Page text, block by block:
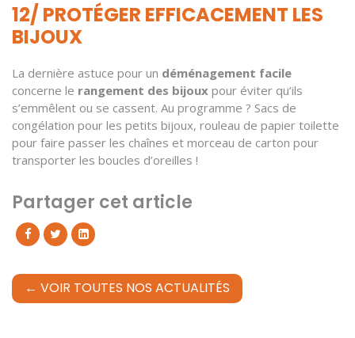
12/ PROTÉGER EFFICACEMENT LES
BIJOUX
La dernière astuce pour un déménagement facile
concerne le rangement des bijoux pour éviter qu’ils
s’emmêlent ou se cassent. Au programme ? Sacs de
congélation pour les petits bijoux, rouleau de papier toilette
pour faire passer les chaînes et morceau de carton pour
transporter les boucles d’oreilles !
Partager cet article
← VOIR TOUTES NOS ACTUALITÉS